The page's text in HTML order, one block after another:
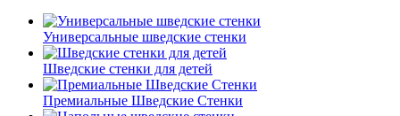
Универсальные шведские стенки
Шведские стенки для детей
Премиальные Шведские Стенки